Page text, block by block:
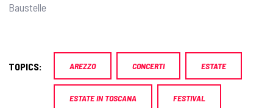
Baustelle
TOPICS: AREZZO CONCERTI ESTATE
ESTATE IN TOSCANA FESTIVAL